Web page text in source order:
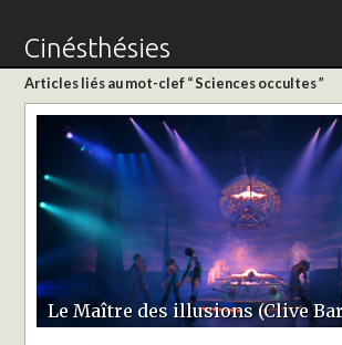
Cinésthésies
Articles liés au mot-clef “ Sciences occultes ”
Le Maître des illusions (Clive